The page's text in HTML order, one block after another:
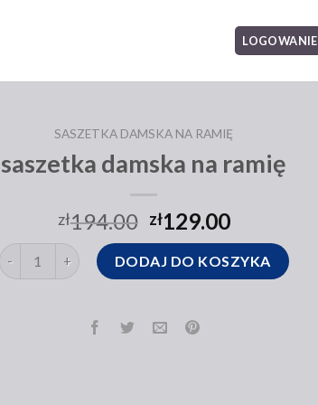
LOGOWANIE
SASZETKA DAMSKA NA RAMIĘ
saszetka damska na ramię
zł194.00 zł129.00
ilość saszetka damska na ramięDODAJ DO KOSZYKA